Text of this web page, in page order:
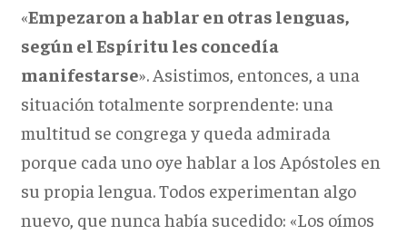
«Empezaron a hablar en otras lenguas,
según el Espíritu les concedía
manifestarse». Asistimos, entonces, a una
situación totalmente sorprendente: una
multitud se congrega y queda admirada
porque cada uno oye hablar a los Apóstoles en
su propia lengua. Todos experimentan algo
nuevo, que nunca había sucedido: «Los oímos